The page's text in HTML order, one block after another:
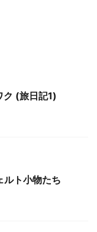
ク (旅日記1)
ト小物たち